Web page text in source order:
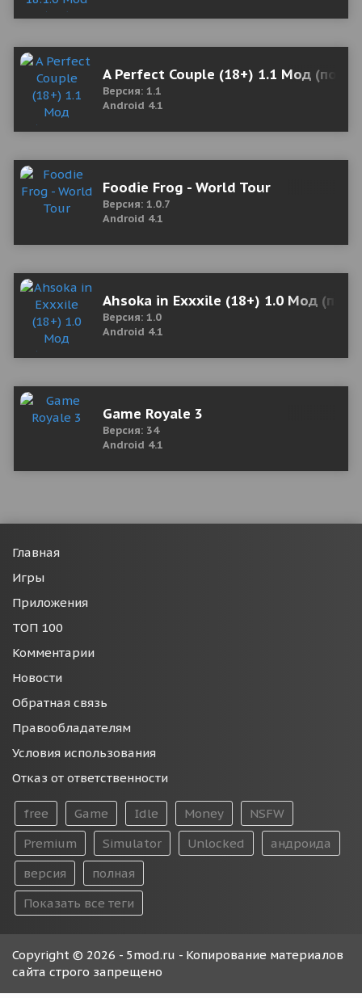
A Perfect Couple (18+) 1.1 Мод
Версия: 1.1
Android 4.1
Foodie Frog - World Tour
Версия: 1.0.7
Android 4.1
Ahsoka in Exxxile (18+) 1.0 Мод
Версия: 1.0
Android 4.1
Game Royale 3
Версия: 34
Android 4.1
Главная
Игры
Приложения
ТОП 100
Комментарии
Новости
Обратная связь
Правообладателям
Условия использования
Отказ от ответственности
free Game Idle Money
NSFW
Premium
Simulator Unlocked
андроида
версия
полная
Показать все теги
Copyright © 2026 - 5mod.ru - Копирование материалов
сайта строго запрещено